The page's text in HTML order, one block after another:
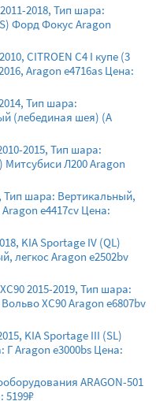
2018, Тип шара:
Форд Фокус Aragon
CITROEN C4 I купе (3
Aragon e4716as Цена:
Тип шара:
(лебединая шея) (A
2015, Тип шара:
Л200 Aragon
Тип шара: Вертикальный,
e4417cv Цена:
KIA Sportage IV (QL)
легкос Aragon e2502bv
2015-2019, Тип шара:
ХС90 Aragon e6807bv
KIA Sportage III (SL)
Г Aragon e3000bs Цена:
ARAGON-501
5199₽